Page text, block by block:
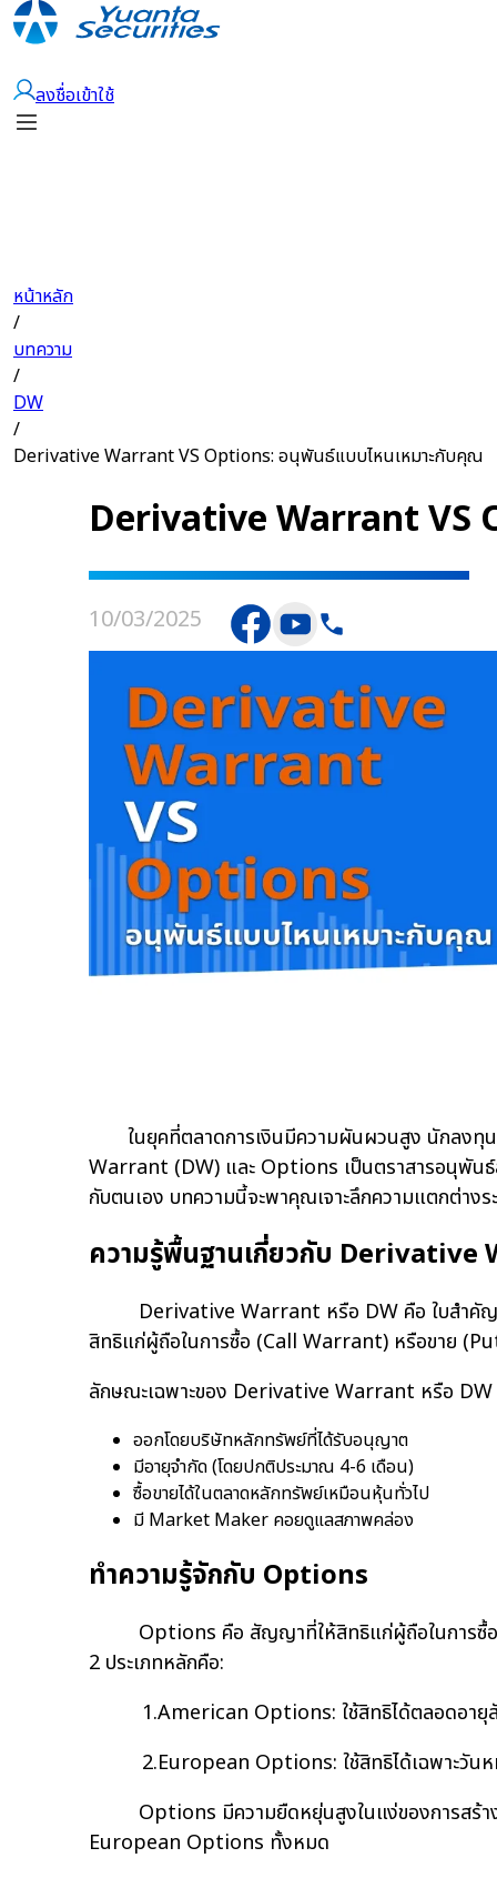
ลงชื่อเข้าใช้
หน้าหลัก
/
บทความ
/
DW
/
Derivative Warrant VS Options: อนุพันธ์แบบไหนเหมาะกับคุณ
Derivative Warrant VS
10/03/2025
ในยุคที่ตลาดการเงินมีความผันผวนสูง นักลงทุ
Warrant (DW) และ Options เป็นตราสารอนุพันธ์
กับตนเอง บทความนี้จะพาคุณเจาะลึกความแตกต่า
ความรู้พื้นฐานเกี่ยวกับ Derivative
Derivative Warrant หรือ DW คือ ใบสำคัญแ
สิทธิแก่ผู้ถือในการซื้อ (Call Warrant) หรือขาย
ลักษณะเฉพาะของ Derivative Warrant หรือ
ออกโดยบริษัทหลักทรัพย์ที่ได้รับอนุญาต
มีอายุจำกัด (โดยปกติประมาณ 4-6 เดือน)
ซื้อขายได้ในตลาดหลักทรัพย์เหมือนหุ้นทั่วไป
มี Market Maker คอยดูแลสภาพคล่อง
ทำความรู้จักกับ Options
Options คือ สัญญาที่ให้สิทธิแก่ผู้ถือในการซื้อ
2 ประเภทหลักคือ:
1.American Options: ใช้สิทธิได้ตลอดอา
2.European Options: ใช้สิทธิได้เฉพาะวัน
Options มีความยืดหยุ่นสูงในแง่ของการสร้างก
European Options ทั้งหมด